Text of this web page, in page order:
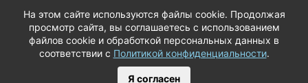
© ООО «Вендорс», 1999-2026 г.
На этом сайте используются файлы cookie. Продолжая
просмотр сайта, вы соглашаетесь с использованием
файлов cookie и обработкой персональных данных в
соответствии с Политикой конфиденциальности.
Я согласен